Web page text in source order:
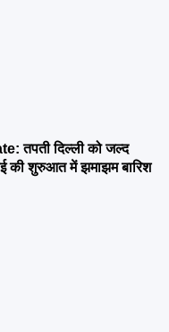
तपती दिल्ली को जल्द
की शुरुआत में झमाझम बारिश